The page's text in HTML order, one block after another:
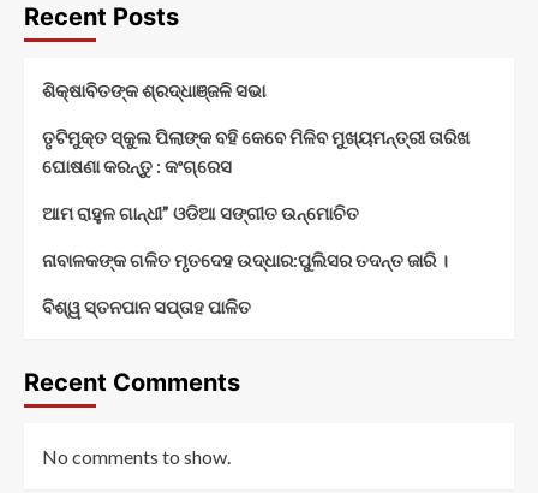
Recent Posts
ଶିକ୍ଷାବିତଙ୍କ ଶ୍ରଦ୍ଧାଞ୍ଜଳି ସଭା
ତୃଟିମୁକ୍ତ ସ୍କୁଲ ପିଲାଙ୍କ ବହି କେବେ ମିଳିବ ମୁଖ୍ୟମନ୍ତ୍ରୀ ତାରିଖ
ଘୋଷଣା କରନ୍ତୁ : କଂଗ୍ରେସ
ଆମ ରାହୁଳ ଗାନ୍ଧୀ” ଓଡିଆ ସଙ୍ଗୀତ ଉନ୍ମୋଚିତ
ନାବାଳକଙ୍କ ଗଳିତ ମୃତଦେହ ଉଦ୍ଧାର:ପୁଲିସର ତଦନ୍ତ ଜାରି ।
ବିଶ୍ୱ ସ୍ତନପାନ ସପ୍ତାହ ପାଳିତ
Recent Comments
No comments to show.